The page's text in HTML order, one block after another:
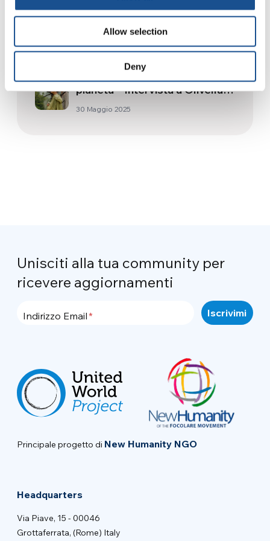
Allow selection
Deny
24 Luglio 2019
Quando la TV tiene a cuore il
pianeta – Intervista a Olivella
Foresta
30 Maggio 2025
Unisciti alla tua community per
ricevere aggiornamenti
Indirizzo Email
Principale progetto di New Humanity NGO
Headquarters
Via Piave, 15 - 00046
Grottaferrata, (Rome) Italy